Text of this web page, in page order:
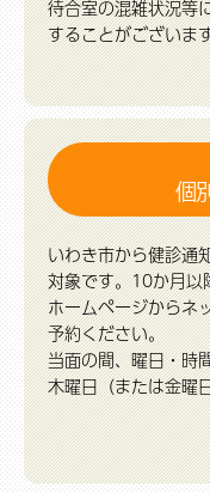
待合室の混雑状況等
することがございま
個
いわき市から健診通
対象です。10か月以
ホームページからネ
予約ください。
当面の間、曜日・時
木曜日（または金